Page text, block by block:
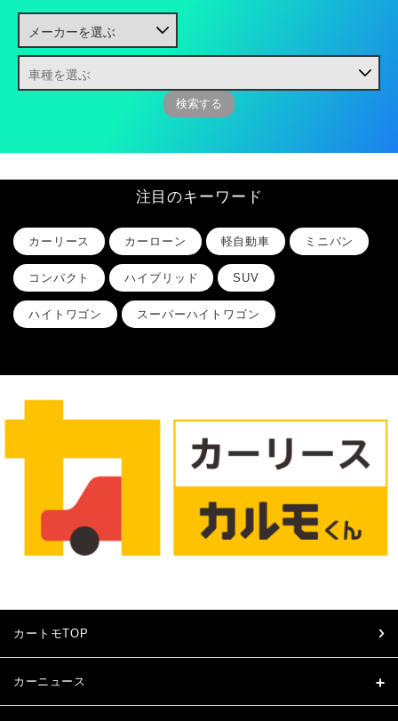
注目のキーワード
カーリース カーローン 軽自動車 ミニバン
コンパクト ハイブリッド SUV
ハイトワゴン スーパーハイトワゴン
カートモTOP
カーニュース